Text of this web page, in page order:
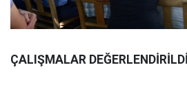
ÇALIŞMALAR DEĞERLENDİRİLDİ